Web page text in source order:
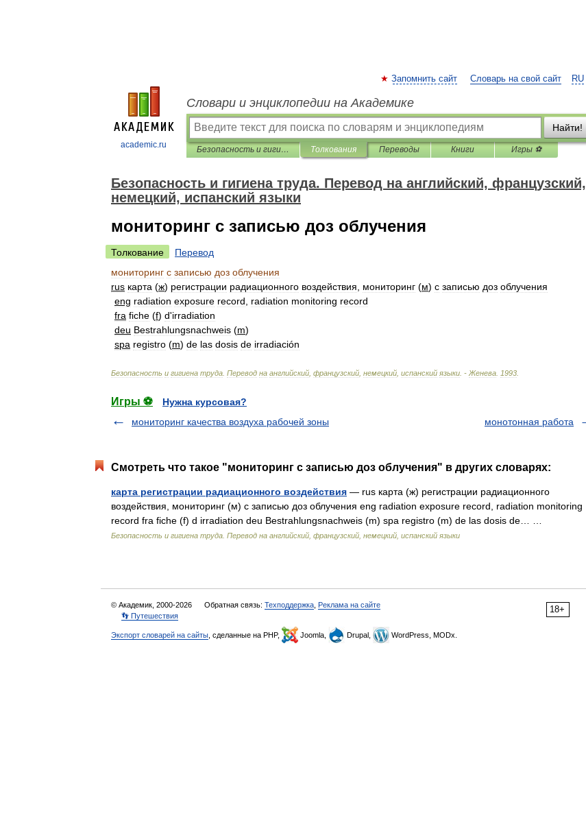
academic.ru
RU
Запомнить сайт Словарь на свой сайт
Словари и энциклопедии на Академике
Найти!
Безопасность и гигиена труда. Перевод на английский, французский, немецкий, испанский языки Толкования Переводы Книги Игры ⚽
Безопасность и гигиена труда. Перевод на английский, французский,
немецкий, испанский языки
мониторинг с записью доз облучения
Толкование
Перевод
мониторинг с записью доз облучения
rus карта (ж) регистрации радиационного воздействия мониторинг (м) с записью доз облучения
eng radiation exposure record radiation monitoring record
fra fiche (f) d'irradiation
deu Bestrahlungsnachweis (m)
spa registro (m) de las dosis de irradiación
Безопасность и гигиена труда Перевод на английский французский немецкий испанский языки . - Женева 1993
Игры ⚽
Нужна курсовая?
мониторинг качества воздуха рабочей зоны
монотонная работа
Смотреть что такое "мониторинг с записью доз облучения" в других словарях:
карта регистрации радиационного воздействия — rus карта (ж) регистрации радиационного
воздействия, мониторинг (м) с записью доз облучения eng radiation exposure record, radiation monitoring
record fra fiche (f) d irradiation deu Bestrahlungsnachweis (m) spa registro (m) de las dosis de… …
Безопасность и гигиена труда. Перевод на английский, французский, немецкий, испанский языки
18+
© Академик, 2000-2026 Обратная связь: Техподдержка Реклама на сайте
👣 Путешествия
Экспорт словарей на сайты , сделанные на PHP, Joomla, Drupal, WordPress, MODx.